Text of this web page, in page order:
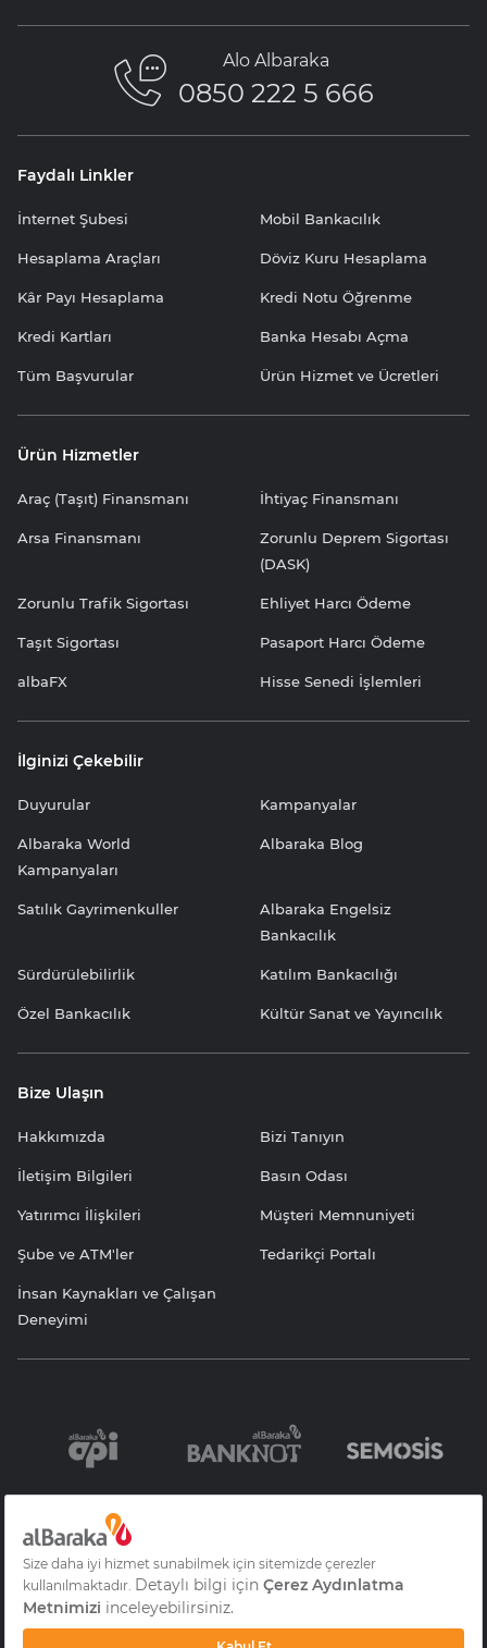
Alo Albaraka
0850 222 5 666
Faydalı Linkler
İnternet Şubesi Mobil Bankacılık
Hesaplama Araçları Döviz Kuru Hesaplama
Kâr Payı Hesaplama Kredi Notu Öğrenme
Kredi Kartları Banka Hesabı Açma
Tüm Başvurular Ürün Hizmet ve Ücretleri
Ürün Hizmetler
Araç (Taşıt) Finansmanı İhtiyaç Finansmanı
Arsa Finansmanı
Zorunlu Deprem Sigortası
(DASK)
Zorunlu Trafik Sigortası Ehliyet Harcı Ödeme
Taşıt Sigortası Pasaport Harcı Ödeme
albaFX Hisse Senedi İşlemleri
İlginizi Çekebilir
Duyurular Kampanyalar
Albaraka World
Kampanyaları
Albaraka Blog
Satılık Gayrimenkuller
Albaraka Engelsiz
Bankacılık
Sürdürülebilirlik Katılım Bankacılığı
Özel Bankacılık Kültür Sanat ve Yayıncılık
Bize Ulaşın
Hakkımızda Bizi Tanıyın
İletişim Bilgileri Basın Odası
Yatırımcı İlişkileri Müşteri Memnuniyeti
Şube ve ATM'ler Tedarikçi Portalı
İnsan Kaynakları ve Çalışan
Deneyimi
Bilgi Toplumu
Hizmetleri
Sözleşme ve
Formlar
KVKK Aydınlatma